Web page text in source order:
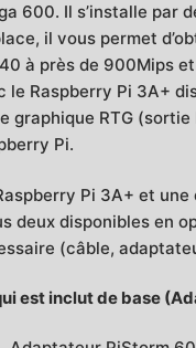
600. Il s’installe par
il vous permet
à près de 900Mips
le Raspberry Pi 3A+
graphique RTG (sortie
Pi.
Pi 3A+ et
deux disponibles en
(câble,
est inclut de base